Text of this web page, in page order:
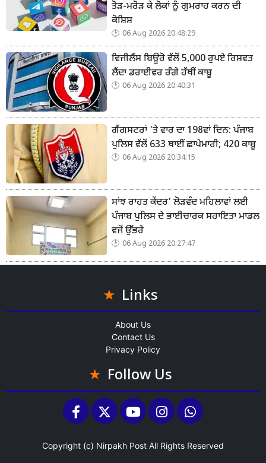
ਤੋੜ-ਮਰੋੜ ਕੇ ਲੋਕਾਂ ਨੂੰ ਗੁਮਰਾਹ ਕਰਨ ਦੀ
ਕੋਸ਼ਿਸ਼
06 Aug 2026 20:48:29
ਵਿਜੀਲੈਂਸ ਬਿਊਰੋ ਵੱਲੋਂ 5,000 ਰੁਪਏ ਰਿਸ਼ਵਤ
ਲੈਂਦਾ ਡਰਾਈਵਰ ਰੰਗੇ ਹੱਥੀਂ ਕਾਬੂ
06 Aug 2026 20:40:31
ਗੈਂਗਸਟਰਾਂ 'ਤੇ ਵਾਰ ਦਾ 198ਵਾਂ ਦਿਨ: ਪੰਜਾਬ
ਪੁਲਿਸ ਵੱਲੋਂ 633 ਥਾਈਂ ਛਾਪੇਮਾਰੀ; 420 ਕਾਬੂ
06 Aug 2026 20:34:15
ਸਾਂਝ ਰਾਹਤ ਕੇਂਦਰ’ ਲੋੜਵੰਦ ਮਹਿਲਾਵਾਂ ਲਈ
ਪੰਜਾਬ ਪੁਲਿਸ ਦੇ ਭਾਈਚਾਰਕ ਸਹਾਇਤਾ ਮਾਡਲ
ਵਜੋਂ ਉੱਭਰੇ
06 Aug 2026 20:27:47
Links
About Us
Contact Us
Privacy Policy
Follow Us
Copyright (c) Nirpakh Post All Rights Reserved